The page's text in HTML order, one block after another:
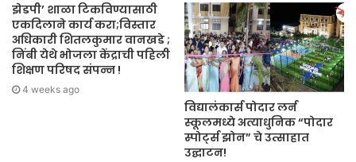
झेडपी’ शाळा टिकविण्यासाठी
एकदिलाने कार्य करा;विस्तार
अधिकारी शितलकुमार वानखडे ;
निंबी येथे भोजला केंद्राची पहिली
शिक्षण परिषद संपन्न !
4 weeks ago
विद्यालंकार्स पोदार लर्न
स्कूलमध्ये अत्याधुनिक “पोदार
स्पोर्ट्स झोन” चे उत्साहात
उद्घाटन!